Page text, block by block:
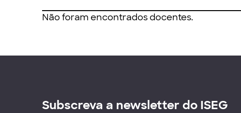
Não foram encontrados docentes.
Subscreva a newsletter do ISEG